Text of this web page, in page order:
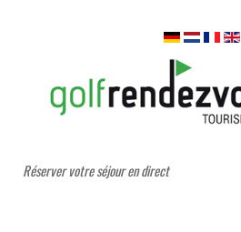
Réserver votre séjour en direct